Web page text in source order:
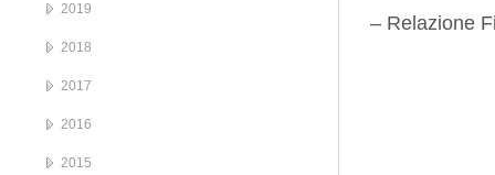
– Relazione
2019
2018
2017
2016
2015